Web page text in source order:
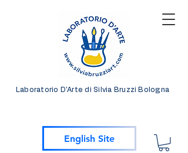
Laboratorio D'Arte di Silvia Bruzzi Bologna
English Site